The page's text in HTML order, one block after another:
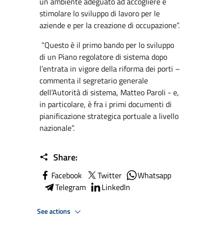
stimolare lo sviluppo di lavoro per le
aziende e per la creazione di occupazione”.
“Questo è il primo bando per lo sviluppo
di un Piano regolatore di sistema dopo
l’entrata in vigore della riforma dei porti –
commenta il segretario generale
dell’Autorità di sistema, Matteo Paroli - e,
in particolare, è fra i primi documenti di
pianificazione strategica portuale a livello
nazionale”.
Share:
Facebook Twitter
Whatsapp
Telegram
LinkedIn
See actions